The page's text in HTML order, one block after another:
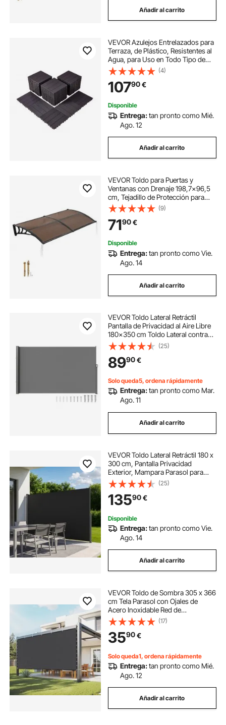
Añadir al carrito
VEVOR Azulejos Entrelazados para
Terraza, de Plástico, Resistentes al
Agua, para Uso en Todo Tipo de
Climas, para Terrazas, Porches,
Piscinas, Balcones, Patios, Marrón
Oscuro, 300 x 300 x 20 mm 54 uds
(4)
10790€
Disponible
Entrega:tan pronto como Mié.
Ago. 12
Añadir al carrito
VEVOR Toldo para Puertas y
Ventanas con Drenaje 198,7x96,5
cm, Tejadillo de Protección para
Entrada con Soporte de ABS,
Protección contra Lluvia, Sol, Toldo
de Policarbonato para Porche,
Marrón
(9)
7190€
Disponible
Entrega:tan pronto como Vie.
Ago. 14
Añadir al carrito
VEVOR Toldo Lateral Retráctil
Pantalla de Privacidad al Aire Libre
180x350 cm Toldo Lateral contra
Viento Impermeable de Poliéster
Divisor de Habitación UV 30+ para
Patio, Jardín, Balcón, Gris
(25)
8990€
Solo queda5, ordena rápidamente
Entrega:tan pronto como Mar.
Ago. 11
Añadir al carrito
VEVOR Toldo Lateral Retráctil 180 x
300 cm, Pantalla Privacidad
Exterior, Mampara Parasol para
Patio, Protector Solar a Prueba de
Viento y Lluvia, Marco de Metal,
para Balcón Jardín Terraza, Negro
(25)
13590€
Disponible
Entrega:tan pronto como Vie.
Ago. 14
Añadir al carrito
VEVOR Toldo de Sombra 305 x 366
cm Tela Parasol con Ojales de
Acero Inoxidable Red de
Sombreado HDPE 140 g/m² Tejido
de Protección con 30 Bridas para
Exteriores, Patios, Jardines,
Terrazas, Negro
(17)
3590€
Solo queda1, ordena rápidamente
Entrega:tan pronto como Mié.
Ago. 12
Añadir al carrito